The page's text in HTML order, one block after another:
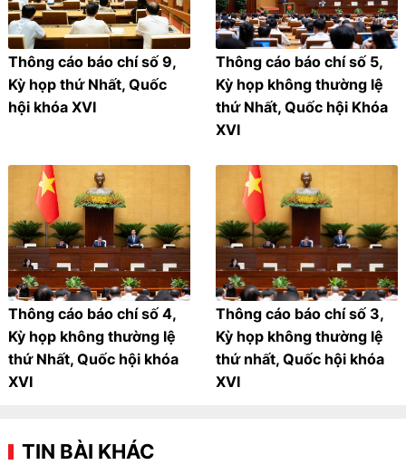
Thông cáo báo chí số 9,
Kỳ họp thứ Nhất, Quốc
hội khóa XVI
Thông cáo báo chí số 5,
Kỳ họp không thường lệ
thứ Nhất, Quốc hội Khóa
XVI
Thông cáo báo chí số 4,
Kỳ họp không thường lệ
thứ Nhất, Quốc hội khóa
XVI
Thông cáo báo chí số 3,
Kỳ họp không thường lệ
thứ nhất, Quốc hội khóa
XVI
TIN BÀI KHÁC